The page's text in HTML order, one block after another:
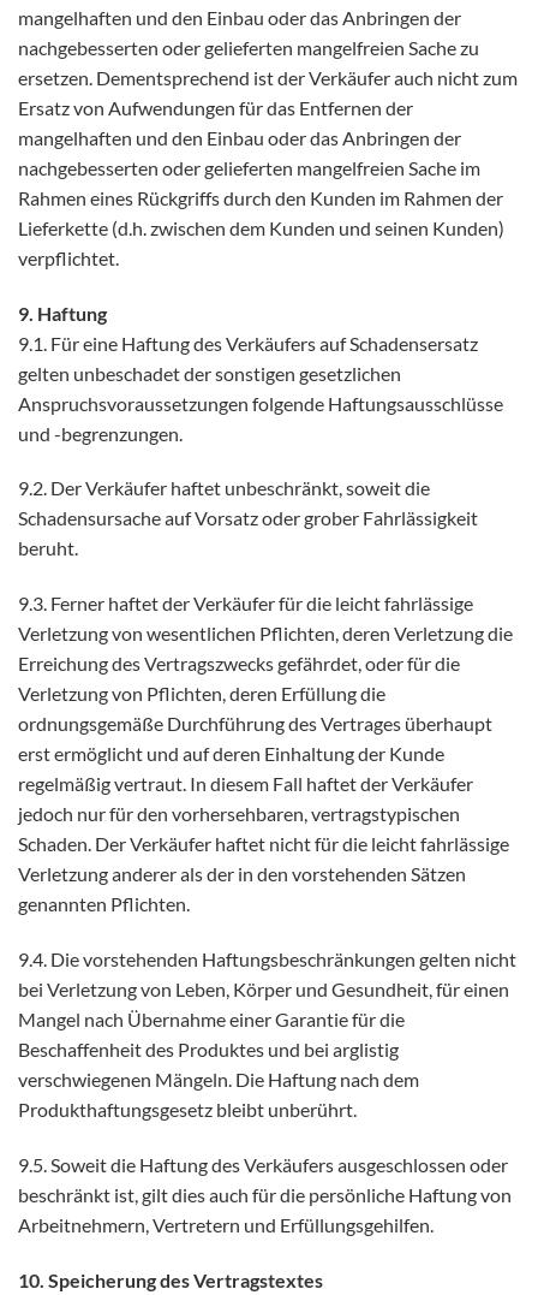
mangelhaften und den Einbau oder das Anbringen der
nachgebesserten oder gelieferten mangelfreien Sache zu
ersetzen. Dementsprechend ist der Verkäufer auch nicht zum
Ersatz von Aufwendungen für das Entfernen der
mangelhaften und den Einbau oder das Anbringen der
nachgebesserten oder gelieferten mangelfreien Sache im
Rahmen eines Rückgriffs durch den Kunden im Rahmen der
Lieferkette (d.h. zwischen dem Kunden und seinen Kunden)
verpflichtet.
9. Haftung
9.1. Für eine Haftung des Verkäufers auf Schadensersatz
gelten unbeschadet der sonstigen gesetzlichen
Anspruchsvoraussetzungen folgende Haftungsausschlüsse
und -begrenzungen.
9.2. Der Verkäufer haftet unbeschränkt, soweit die
Schadensursache auf Vorsatz oder grober Fahrlässigkeit
beruht.
9.3. Ferner haftet der Verkäufer für die leicht fahrlässige
Verletzung von wesentlichen Pflichten, deren Verletzung die
Erreichung des Vertragszwecks gefährdet, oder für die
Verletzung von Pflichten, deren Erfüllung die
ordnungsgemäße Durchführung des Vertrages überhaupt
erst ermöglicht und auf deren Einhaltung der Kunde
regelmäßig vertraut. In diesem Fall haftet der Verkäufer
jedoch nur für den vorhersehbaren, vertragstypischen
Schaden. Der Verkäufer haftet nicht für die leicht fahrlässige
Verletzung anderer als der in den vorstehenden Sätzen
genannten Pflichten.
9.4. Die vorstehenden Haftungsbeschränkungen gelten nicht
bei Verletzung von Leben, Körper und Gesundheit, für einen
Mangel nach Übernahme einer Garantie für die
Beschaffenheit des Produktes und bei arglistig
verschwiegenen Mängeln. Die Haftung nach dem
Produkthaftungsgesetz bleibt unberührt.
9.5. Soweit die Haftung des Verkäufers ausgeschlossen oder
beschränkt ist, gilt dies auch für die persönliche Haftung von
Arbeitnehmern, Vertretern und Erfüllungsgehilfen.
10. Speicherung des Vertragstextes